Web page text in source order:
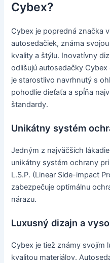
Cybex?
Cybex je popredná značka
autosedačiek, známa
kvality a štýlu. Inovatívny
odlišujú autosedačky
je starostlivo navrhnutý s
pohodlie dieťaťa a spĺňa
štandardy.
Unikátny systém
Jedným z najväčších
unikátny systém ochrany
L.S.P. (Linear Side-impact
zabezpečuje optimálnu
nárazu.
Luxusný dizajn a
Cybex je tiež známy svojím
kvalitou materiálov.